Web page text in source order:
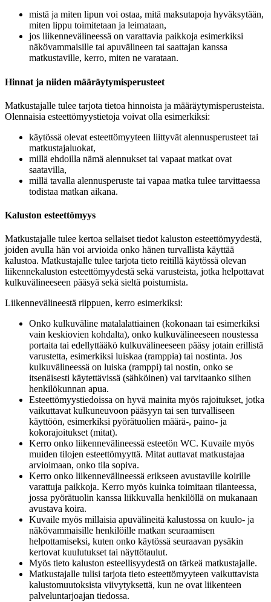
mistä ja miten lipun voi ostaa, mitä maksutapoja hyväksytään,
miten lippu toimitetaan ja leimataan,
jos liikennevälineessä on varattavia paikkoja esimerkiksi
näkövammaisille tai apuvälineen tai saattajan kanssa
matkustaville, kerro, miten ne varataan.
Hinnat ja niiden määräytymisperusteet
Matkustajalle tulee tarjota tietoa hinnoista ja määräytymisperusteista.
Olennaisia esteettömyystietoja voivat olla esimerkiksi:
käytössä olevat esteettömyyteen liittyvät alennusperusteet tai
matkustajaluokat,
millä ehdoilla nämä alennukset tai vapaat matkat ovat
saatavilla,
millä tavalla alennusperuste tai vapaa matka tulee tarvittaessa
todistaa matkan aikana.
Kaluston esteettömyys
Matkustajalle tulee kertoa sellaiset tiedot kaluston esteettömyydestä,
joiden avulla hän voi arvioida onko hänen turvallista käyttää
kalustoa. Matkustajalle tulee tarjota tieto reitillä käytössä olevan
liikennekaluston esteettömyydestä sekä varusteista, jotka helpottavat
kulkuvälineeseen pääsyä sekä sieltä poistumista.
Liikennevälineestä riippuen, kerro esimerkiksi:
Onko kulkuväline matalalattiainen (kokonaan tai esimerkiksi
vain keskiovien kohdalta), onko kulkuvälineeseen noustessa
portaita tai edellyttääkö kulkuvälineeseen pääsy jotain erillistä
varustetta, esimerkiksi luiskaa (ramppia) tai nostinta. Jos
kulkuvälineessä on luiska (ramppi) tai nostin, onko se
itsenäisesti käytettävissä (sähköinen) vai tarvitaanko siihen
henkilökunnan apua.
Esteettömyystiedoissa on hyvä mainita myös rajoitukset, jotka
vaikuttavat kulkuneuvoon pääsyyn tai sen turvalliseen
käyttöön, esimerkiksi pyörätuolien määrä-, paino- ja
kokorajoitukset (mitat).
Kerro onko liikennevälineessä esteetön WC. Kuvaile myös
muiden tilojen esteettömyyttä. Mitat auttavat matkustajaa
arvioimaan, onko tila sopiva.
Kerro onko liikennevälineessä erikseen avustaville koirille
varattuja paikkoja. Kerro myös kuinka toimitaan tilanteessa,
jossa pyörätuolin kanssa liikkuvalla henkilöllä on mukanaan
avustava koira.
Kuvaile myös millaisia apuvälineitä kalustossa on kuulo- ja
näkövammaisille henkilöille matkan seuraamisen
helpottamiseksi, kuten onko käytössä seuraavan pysäkin
kertovat kuulutukset tai näyttötaulut.
Myös tieto kaluston esteellisyydestä on tärkeä matkustajalle.
Matkustajalle tulisi tarjota tieto esteettömyyteen vaikuttavista
kalustomuutoksista viivytyksettä, kun ne ovat liikenteen
palveluntarjoajan tiedossa.